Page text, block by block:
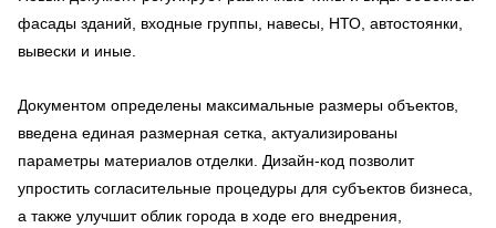
фасады зданий, входные группы, навесы, НТО, автостоянки,
вывески и иные.
Документом определены максимальные размеры объектов,
введена единая размерная сетка, актуализированы
параметры материалов отделки. Дизайн-код позволит
упростить согласительные процедуры для субъектов бизнеса,
а также улучшит облик города в ходе его внедрения,